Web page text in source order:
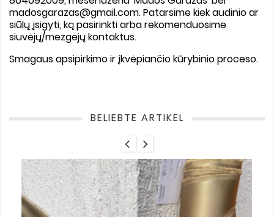
madosgarazas@gmail.com. Patarsime kiek audinio ar
siūlų įsigyti, ką pasirinkti arba rekomenduosime
siuvėjų/mezgėjų kontaktus.
Smagaus apsipirkimo ir įkvėpiančio kūrybinio proceso.
BELIEBTE ARTIKEL